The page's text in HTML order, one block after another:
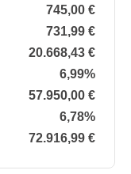
745,00 €
731,99 €
20.668,43 €
6,99%
57.950,00 €
6,78%
72.916,99 €